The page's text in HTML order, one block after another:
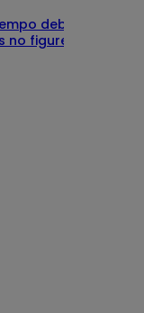
debe pasar
figuren en su